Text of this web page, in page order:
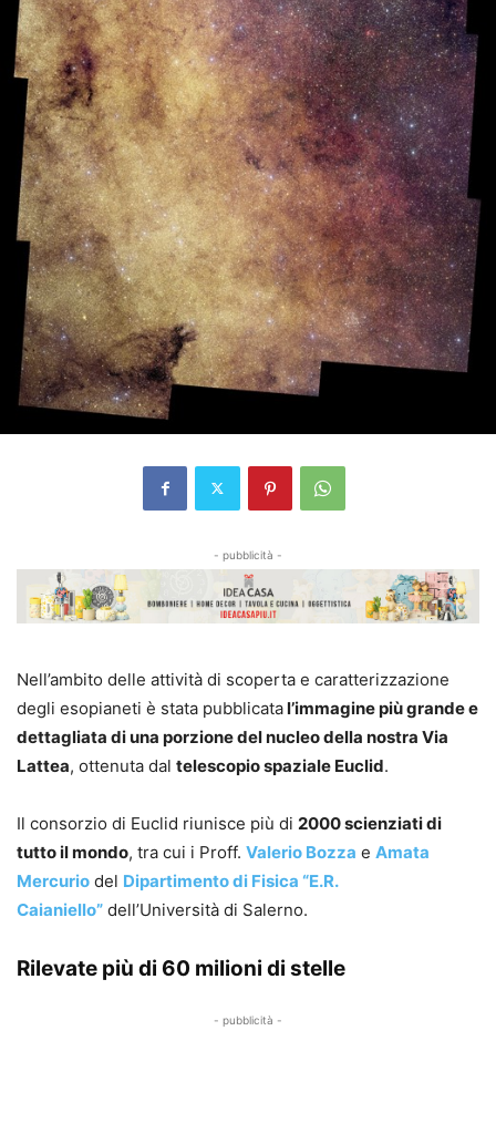
- pubblicità -
Nell’ambito delle attività di scoperta e caratterizzazione
degli esopianeti è stata pubblicatal’immagine più grande e
dettagliata di una porzione del nucleo della nostra Via
Lattea, ottenuta dal telescopio spaziale Euclid.
Il consorzio di Euclid riunisce più di 2000 scienziati di
tutto il mondo, tra cui i Proff. Valerio Bozza e Amata
Mercurio del Dipartimento di Fisica “E.R.
Caianiello” dell’Università di Salerno.
Rilevate più di 60 milioni di stelle
- pubblicità -